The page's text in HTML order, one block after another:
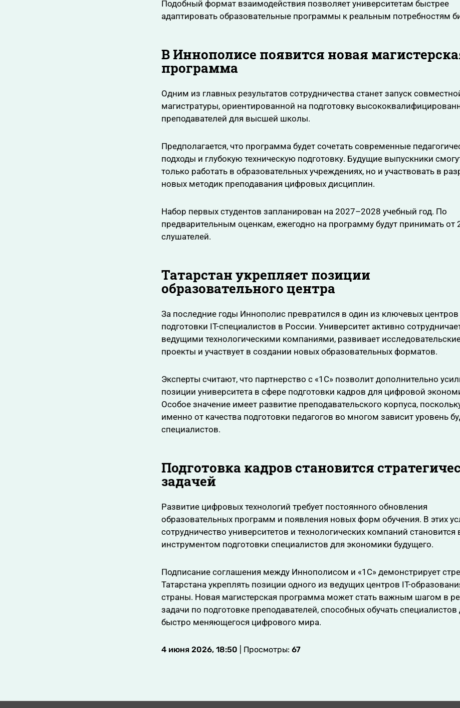
Подобный формат взаимодействия позволяет университетам быстрее
адаптировать образовательные программы к реальным потребностям
В Иннополисе появится новая
программа
Одним из главных результатов сотрудничества станет запуск
магистратуры, ориентированной на подготовку
преподавателей для высшей школы.
Предполагается, что программа будет сочетать современные
подходы и глубокую техническую подготовку. Будущие выпускники
только работать в образовательных учреждениях, но и участвовать в
новых методик преподавания цифровых дисциплин.
Набор первых студентов запланирован на 2027–2028 учебный год. По
предварительным оценкам, ежегодно на программу будут принимать от
слушателей.
Татарстан укрепляет позиции
образовательного центра
За последние годы Иннополис превратился в один из ключевых центров
подготовки IT-специалистов в России. Университет активно
ведущими технологическими компаниями, развивает
проекты и участвует в создании новых образовательных форматов.
Эксперты считают, что партнерство с «1С» позволит дополнительно
позиции университета в сфере подготовки кадров для цифровой
Особое значение имеет развитие преподавательского корпуса,
именно от качества подготовки педагогов во многом зависит уровень
специалистов.
Подготовка кадров становится
задачей
Развитие цифровых технологий требует постоянного обновления
образовательных программ и появления новых форм обучения. В этих
сотрудничество университетов и технологических компаний
инструментом подготовки специалистов для экономики будущего.
Подписание соглашения между Иннополисом и «1С» демонстрирует
Татарстана укреплять позиции одного из ведущих центров IT-
страны. Новая магистерская программа может стать важным шагом в
задачи по подготовке преподавателей, способных обучать специалистов
быстро меняющегося цифрового мира.
4 июня 2026, 18:50 | Просмотры: 67